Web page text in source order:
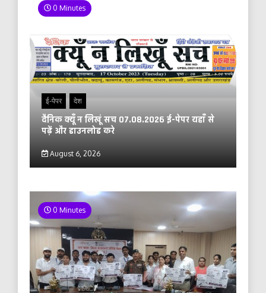
0 Minutes
ई-पेपर देश
दैनिक क्यूँ न लिखूं सच 07.08.2026 ई-पेपर यहाँ से
पढ़ें और डाउनलोड करे
August 6, 2026
0 Minutes